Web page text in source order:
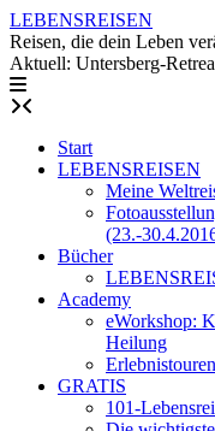
Skip
to
content
LEBENSREISEN
Reisen, die dein Leben
Aktuell: Untersberg-
Start
LEBENSREISEN
Meine
(23.-
Bücher
Academy
eWorkshop:
Heilung
GRATIS
101-